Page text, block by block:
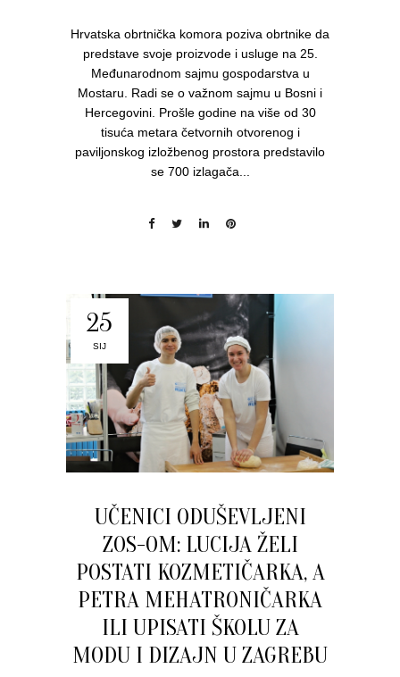
Hrvatska obrtnička komora poziva obrtnike da
predstave svoje proizvode i usluge na 25.
Međunarodnom sajmu gospodarstva u
Mostaru. Radi se o važnom sajmu u Bosni i
Hercegovini. Prošle godine na više od 30
tisuća metara četvornih otvorenog i
paviljonskog izložbenog prostora predstavilo
se 700 izlagača...
25
SIJ
UČENICI ODUŠEVLJENI
ZOS-OM: LUCIJA ŽELI
POSTATI KOZMETIČARKA, A
PETRA MEHATRONIČARKA
ILI UPISATI ŠKOLU ZA
MODU I DIZAJN U ZAGREBU